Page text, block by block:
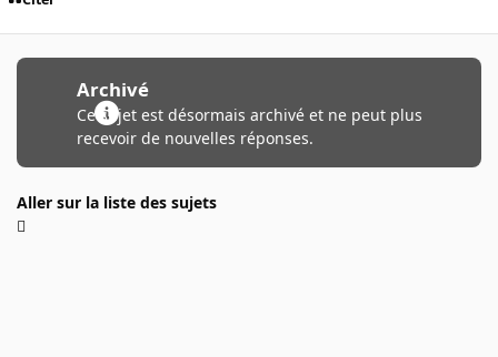
Archivé
Ce sujet est désormais archivé et ne peut plus
recevoir de nouvelles réponses.
Aller sur la liste des sujets